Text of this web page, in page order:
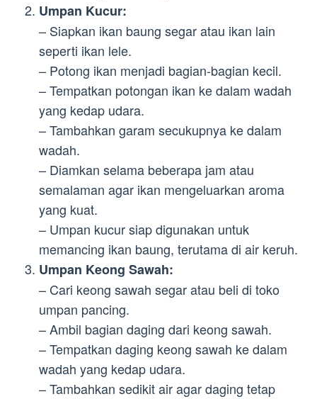
Umpan Kucur:
– Siapkan ikan baung segar atau ikan lain
seperti ikan lele.
– Potong ikan menjadi bagian-bagian kecil.
– Tempatkan potongan ikan ke dalam wadah
yang kedap udara.
– Tambahkan garam secukupnya ke dalam
wadah.
– Diamkan selama beberapa jam atau
semalaman agar ikan mengeluarkan aroma
yang kuat.
– Umpan kucur siap digunakan untuk
memancing ikan baung, terutama di air keruh.
Umpan Keong Sawah:
– Cari keong sawah segar atau beli di toko
umpan pancing.
– Ambil bagian daging dari keong sawah.
– Tempatkan daging keong sawah ke dalam
wadah yang kedap udara.
– Tambahkan sedikit air agar daging tetap